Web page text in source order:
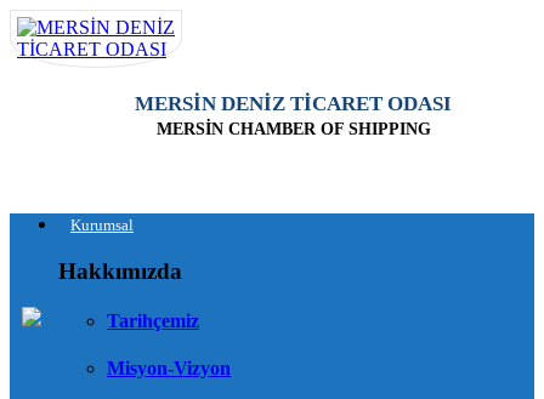
MERSİN DENİZ TİCARET ODASI
MERSİN CHAMBER OF SHIPPING
Kurumsal
Hakkımızda
Tarihçemiz
Misyon-Vizyon